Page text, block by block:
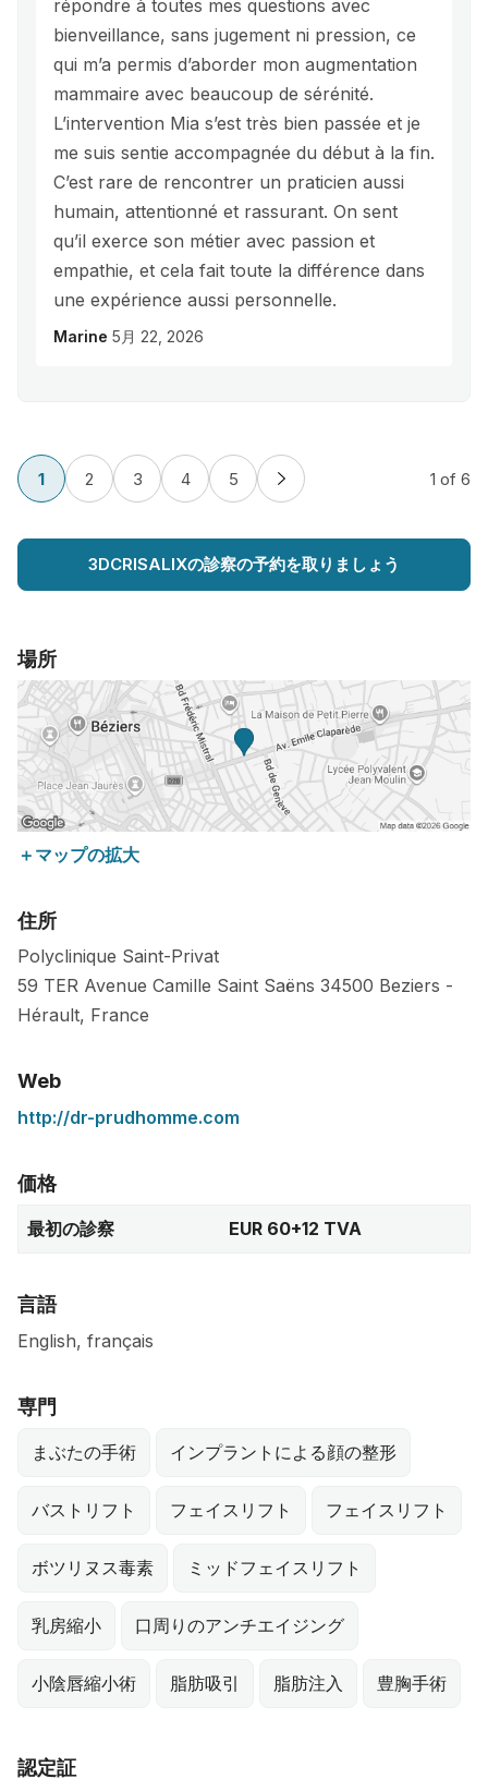
répondre à toutes mes questions avec
bienveillance, sans jugement ni pression, ce
qui m’a permis d’aborder mon augmentation
mammaire avec beaucoup de sérénité.
L’intervention Mia s’est très bien passée et je
me suis sentie accompagnée du début à la fin.
C’est rare de rencontrer un praticien aussi
humain, attentionné et rassurant. On sent
qu’il exerce son métier avec passion et
empathie, et cela fait toute la différence dans
une expérience aussi personnelle.
Marine 5月 22, 2026
1 2 3 4 5 1 of 6
3DCRISALIXの診察の予約を取りましょう
場所
＋マップの拡大
住所
Polyclinique Saint-Privat
59 TER Avenue Camille Saint Saëns 34500 Beziers -
Hérault, France
Web
http://dr-prudhomme.com
価格
最初の診察 EUR 60+12 TVA
言語
English, français
専門
まぶたの手術 インプラントによる顔の整形
バストリフト フェイスリフト フェイスリフト
ボツリヌス毒素 ミッドフェイスリフト
乳房縮小 口周りのアンチエイジング
小陰唇縮小術 脂肪吸引 脂肪注入 豊胸手術
認定証